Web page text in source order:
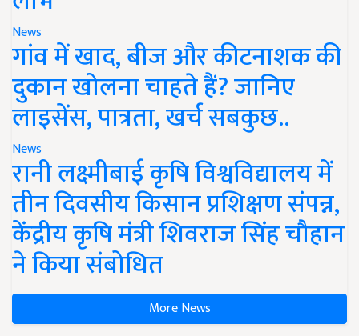
News
गांव में खाद, बीज और कीटनाशक की
दुकान खोलना चाहते हैं? जानिए
लाइसेंस, पात्रता, खर्च सबकुछ..
News
रानी लक्ष्मीबाई कृषि विश्वविद्यालय में
तीन दिवसीय किसान प्रशिक्षण संपन्न,
केंद्रीय कृषि मंत्री शिवराज सिंह चौहान
ने किया संबोधित
More News